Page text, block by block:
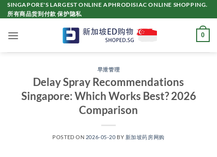
Skip
to
SINGAPORE'S LARGEST ONLINE APHRODISIAC ONLINE SHOPPING.
所有商品货到付款 保护隐私
0
早泄管理
Delay Spray Recommendations
Singapore: Which Works Best? 2026
Comparison
POSTED ON 2026-05-20 BY 新加坡药房网购